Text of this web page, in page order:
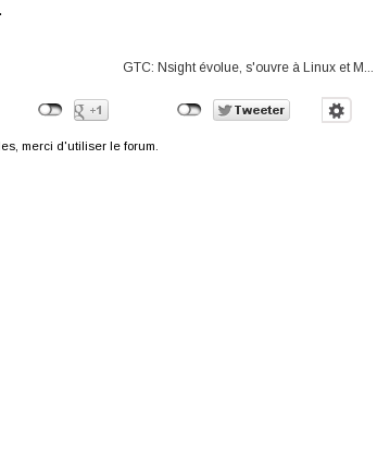
GTC: Nsight évolue, s'ouvre à Linux et M...
merci d'utiliser le forum.